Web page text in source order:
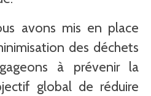
avons mis en place
des déchets
à prévenir la
global de réduire